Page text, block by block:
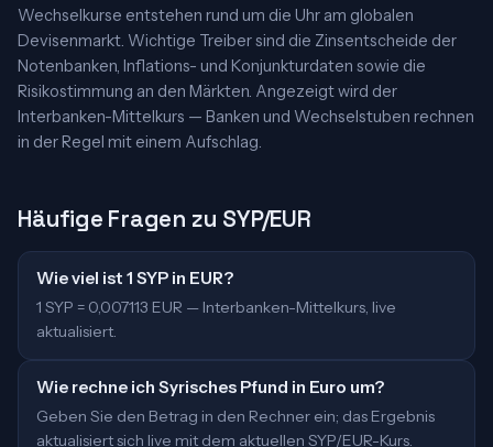
Wechselkurse entstehen rund um die Uhr am globalen
Devisenmarkt. Wichtige Treiber sind die Zinsentscheide der
Notenbanken, Inflations- und Konjunkturdaten sowie die
Risikostimmung an den Märkten. Angezeigt wird der
Interbanken-Mittelkurs — Banken und Wechselstuben rechnen
in der Regel mit einem Aufschlag.
Häufige Fragen zu SYP/EUR
Wie viel ist 1 SYP in EUR?
1 SYP = 0,007113 EUR — Interbanken-Mittelkurs, live
aktualisiert.
Wie rechne ich Syrisches Pfund in Euro um?
Geben Sie den Betrag in den Rechner ein; das Ergebnis
aktualisiert sich live mit dem aktuellen SYP/EUR-Kurs.